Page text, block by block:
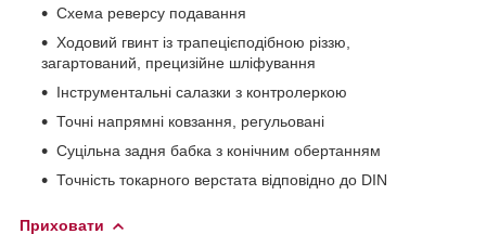
Схема реверсу подавання
Ходовий гвинт із трапецієподібною різзю,
загартований, прецизійне шліфування
Інструментальні салазки з контролеркою
Точні напрямні ковзання, регульовані
Суцільна задня бабка з конічним обертанням
Точність токарного верстата відповідно до DIN
Приховати